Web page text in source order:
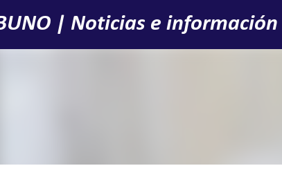
Ir
| Noticias e información